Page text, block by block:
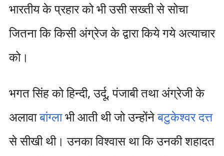
भारतीय के प्रहार को भी उसी सख्ती से सोचा
जितना कि किसी अंग्रेज के द्वारा किये गये अत्याचार
को।
भगत सिंह को हिन्दी, उर्दू, पंजाबी तथा अंग्रेजी के
अलावाबांग्लाभी आती थी जो उन्होंनेबटुकेश्वर दत्त
से सीखी थी। उनका विश्वास था कि उनकी शहादत